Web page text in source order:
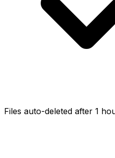
Files auto-deleted after 1